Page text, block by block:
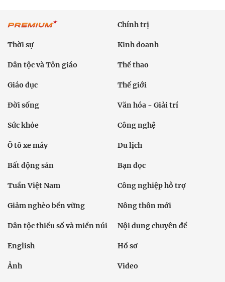
Chính trị
Thời sự Kinh doanh
Dân tộc và Tôn giáo Thể thao
Giáo dục Thế giới
Đời sống Văn hóa - Giải trí
Sức khỏe Công nghệ
Ô tô xe máy Du lịch
Bất động sản Bạn đọc
Tuần Việt Nam Công nghiệp hỗ trợ
Giảm nghèo bền vững Nông thôn mới
Dân tộc thiểu số và miền núi Nội dung chuyên đề
English Hồ sơ
Ảnh Video